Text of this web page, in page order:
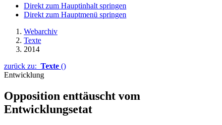
Direkt zum Hauptinhalt springen
Direkt zum Hauptmenü springen
Webarchiv
Texte
2014
zurück zu: Texte ()
Entwicklung
Opposition enttäuscht vom
Entwicklungsetat